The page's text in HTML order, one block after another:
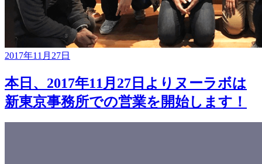
2017年11月27日
本日、2017年11月27日よりヌーラボは
新東京事務所での営業を開始します！